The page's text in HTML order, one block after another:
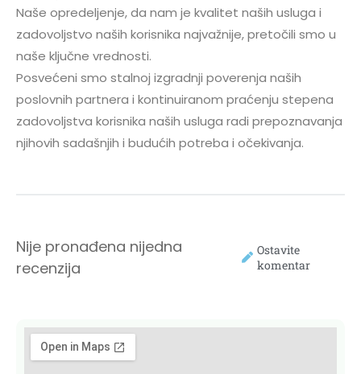
Naše opredeljenje, da nam je kvalitet naših usluga i
zadovoljstvo naših korisnika najvažnije, pretočili smo u
naše ključne vrednosti.
Posvećeni smo stalnoj izgradnji poverenja naših
poslovnih partnera i kontinuiranom praćenju stepena
zadovoljstva korisnika naših usluga radi prepoznavanja
njihovih sadašnjih i budućih potreba i očekivanja.
Nije pronađena nijedna
recenzija
Ostavite
komentar